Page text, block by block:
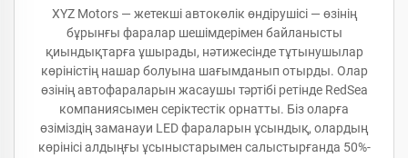
XYZ Motors — жетекші автокөлік өндірушісі — өзінің
бұрынғы фаралар шешімдерімен байланысты
қиындықтарға ұшырады, нәтижесінде тұтынушылар
көріністің нашар болуына шағымданып отырды. Олар
өзінің автофараларын жасаушы тәртібі ретінде RedSea
компаниясымен серіктестік орнатты. Біз оларға
өзіміздің заманауи LED фараларын ұсындық, олардың
көрінісі алдыңғы ұсыныстарымен салыстырғанда 50%-